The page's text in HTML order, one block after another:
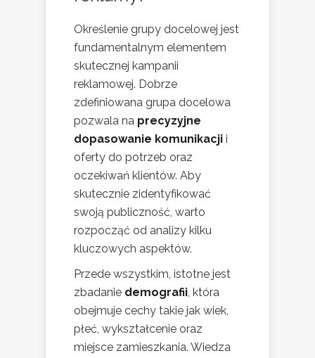
Określenie grupy docelowej jest
fundamentalnym elementem
skutecznej kampanii
reklamowej. Dobrze
zdefiniowana grupa docelowa
pozwala na precyzyjne
dopasowanie komunikacji i
oferty do potrzeb oraz
oczekiwań klientów. Aby
skutecznie zidentyfikować
swoją publiczność, warto
rozpocząć od analizy kilku
kluczowych aspektów.
Przede wszystkim, istotne jest
zbadanie demografii, która
obejmuje cechy takie jak wiek,
płeć, wykształcenie oraz
miejsce zamieszkania. Wiedza